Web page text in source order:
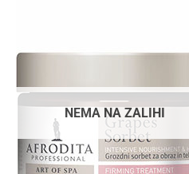
NEMA NA ZALIHI